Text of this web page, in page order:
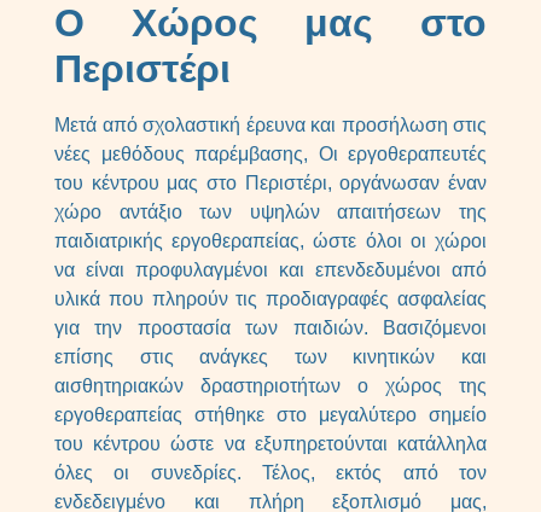
Ο Χώρος μας στο
Περιστέρι
Μετά από σχολαστική έρευνα και προσήλωση στις
νέες μεθόδους παρέμβασης, Οι εργοθεραπευτές
του κέντρου μας στο Περιστέρι, οργάνωσαν έναν
χώρο αντάξιο των υψηλών απαιτήσεων της
παιδιατρικής εργοθεραπείας, ώστε όλοι οι χώροι
να είναι προφυλαγμένοι και επενδεδυμένοι από
υλικά που πληρούν τις προδιαγραφές ασφαλείας
για την προστασία των παιδιών. Βασιζόμενοι
επίσης στις ανάγκες των κινητικών και
αισθητηριακών δραστηριοτήτων ο χώρος της
εργοθεραπείας στήθηκε στο μεγαλύτερο σημείο
του κέντρου ώστε να εξυπηρετούνται κατάλληλα
όλες οι συνεδρίες. Τέλος, εκτός από τον
ενδεδειγμένο και πλήρη εξοπλισμό μας,